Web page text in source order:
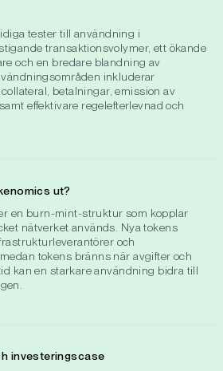
tester till användning i
transaktionsvolymer, ett ökande
och en bredare blandning av
inkluderar
betalningar, emission av
effektivare regelefterlevnad och
ut?
en burn-mint-struktur som kopplar
nätverket används. Nya tokens
och
tokens bränns när avgifter och
kan en starkare användning bidra till
investeringscase